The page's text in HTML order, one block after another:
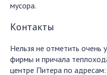
мусора.
Контакты
Нельзя не отметить
фирмы и причала
центре Питера по